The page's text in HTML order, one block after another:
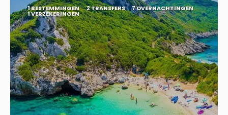
1 BESTEMMINGEN 2 TRANSFERS 7 OVERNACHTINGEN
1 VERZEKERINGEN